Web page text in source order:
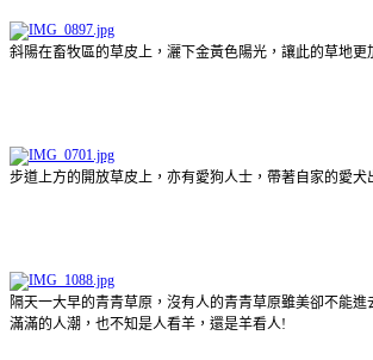
斜陽在畜牧區的草皮上，灑下金黃色陽光，讓此的草地更
步道上方的開放草皮上，亦有愛狗人士，帶著自家的愛犬
隔天一大早的青青草原，沒有人的青青草原雖美卻不能
滿滿的人潮，也不知是人看羊，還是羊看人!